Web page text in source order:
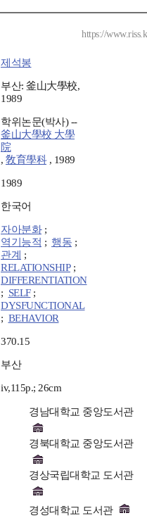
https://
제석봉
부산: 釜山大學校,
1989
학위논문(박사) --
釜山大學校 大學
院
, 敎育學科, 1989
1989
한국어
자아분화;
역기능적 ; 행동 ;
관계 ;
RELATIONSHIP;
DIFFERENTIATION
; SELF;
DYSFUNCTIONAL
; BEHAVIOR
370.15
부산
iv,115p.; 26cm
경남대학교 중앙도서관
경북대학교 중앙도서관
경상국립대학교 도서관
경성대학교 도서관